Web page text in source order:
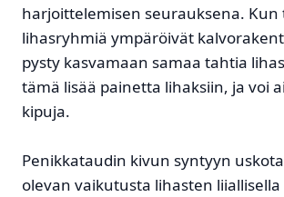
harjoittelemisen seurauksena.
lihasryhmiä ympäröivät
pysty kasvamaan samaa tahtia
tämä lisää painetta lihaksiin, ja voi
kipuja.
Penikkataudin kivun syntyyn
olevan vaikutusta lihasten